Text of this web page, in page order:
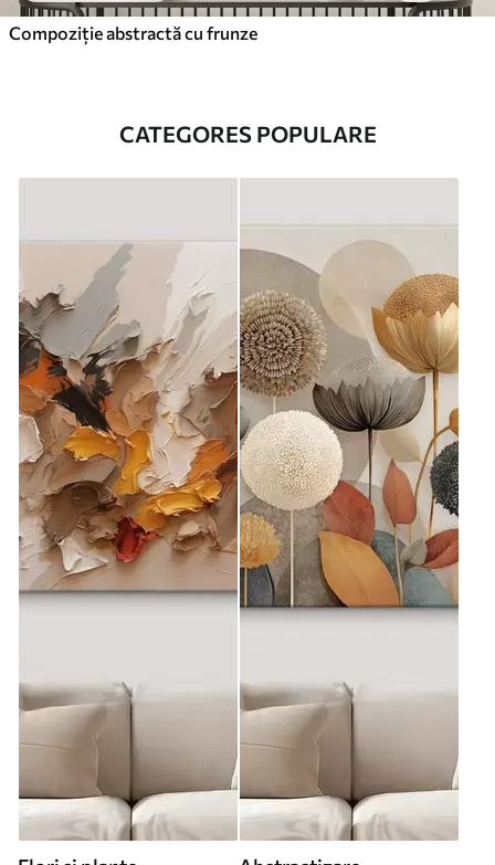
Compoziție abstractă cu frunze
CATEGORES POPULARE